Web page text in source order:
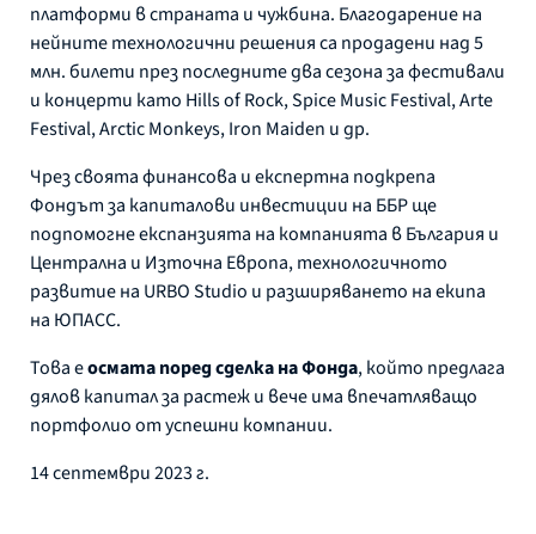
платформи в страната и чужбина. Благодарение на
нейните технологични решения са продадени над 5
млн. билети през последните два сезона за фестивали
и концерти като Hills of Rock, Spice Music Festival, Arte
Festival, Arctic Monkeys, Iron Maiden и др.
Чрез своята финансова и експертна подкрепа
Фондът за капиталови инвестиции на ББР ще
подпомогне експанзията на компанията в България и
Централна и Източна Европа, технологичното
развитие на URBO Studio и разширяването на екипа
на ЮПАСС.
Това еосмата поред сделка на Фонда, който предлага
дялов капитал за растеж и вече има впечатляващо
портфолио от успешни компании.
14 септември 2023 г.